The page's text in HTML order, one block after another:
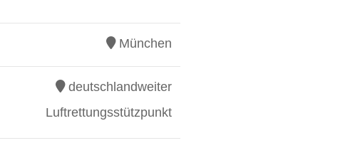
München
deutschlandweiter
Luftrettungsstützpunkt